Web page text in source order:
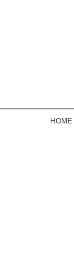
HOME|